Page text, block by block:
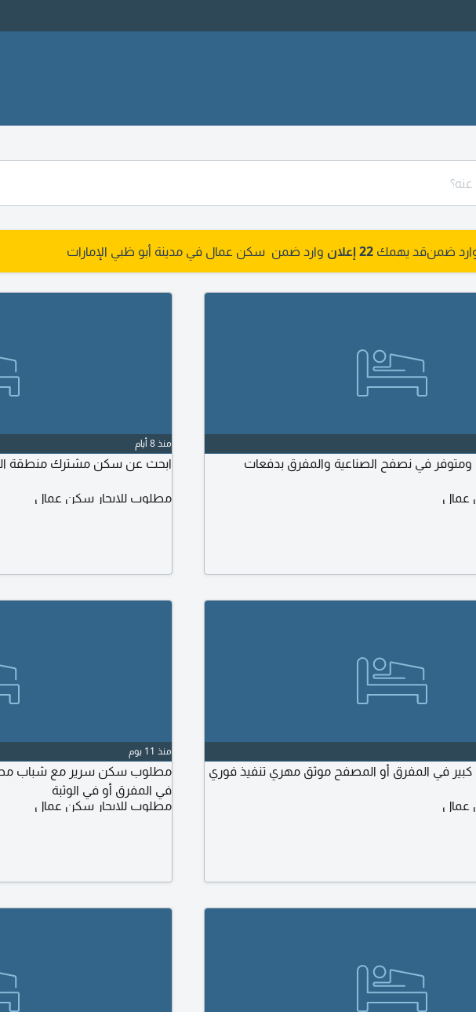
ضمنقد يهمك 22 إعلان وارد ضمن سكن عمال في مدينة أبو ظبي الإمارات
في نصفح الصناعية والمفرق بدفعات
عمال
منذ 8 أيام
ابحث عن سكن مشترك منطقة
مطلوب للايجار سكن عمال
في المفرق أو المصفح موثق مهري تنفيذ فوري
عمال
منذ 11 يوم
مطلوب سكن سرير مع شباب
في المفرق أو في الوثبة
مطلوب للايجار سكن عمال